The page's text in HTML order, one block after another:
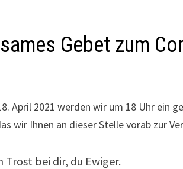
Gebet zum
April 2021 werden wir um 18 Uhr ein
wir Ihnen an dieser Stelle vorab zur
Trost bei dir, du Ewiger.